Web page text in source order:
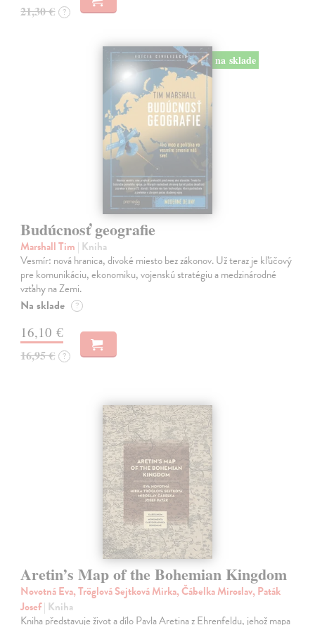
21,30 € ?
na sklade
Budúcnosť geografie
Marshall Tim | Kniha
Vesmír: nová hranica, divoké miesto bez zákonov. Už teraz je kľúčový
pre komunikáciu, ekonomiku, vojenskú stratégiu a medzinárodné
vzťahy na Zemi.
Na sklade ?
16,10 €
16,95 € ?
Aretin’s Map of the Bohemian Kingdom
Novotná Eva, Tröglová Sejtková Mirka, Čábelka Miroslav, Paták
Josef| Kniha
Kniha představuje život a dílo Pavla Aretina z Ehrenfeldu, jehož mapa